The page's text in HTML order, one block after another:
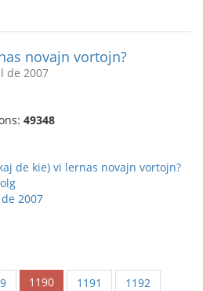
novajn vortojn?
de 2007
49348
de kie) vi lernas novajn vortojn?
2007
1190 1191
1192